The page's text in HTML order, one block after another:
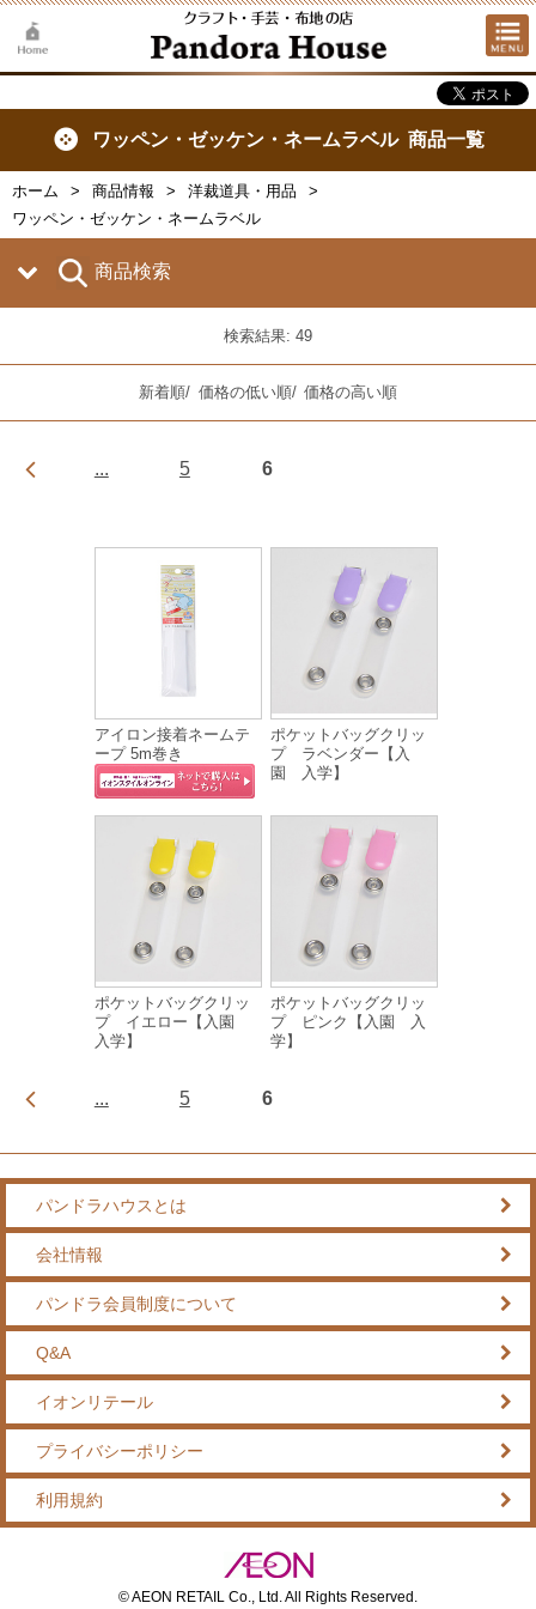
ワッペン・ゼッケン・ネームラベル 商品一覧
ホーム 商品情報
洋裁道具・用品
ワッペン・ゼッケン・ネームラベル
商品検索
検索結果: 49
新着順/ 価格の低い順/ 価格の高い順
... 5 6
アイロン接着ネームテ
ープ 5m巻き
ポケットバッグクリッ
プ ラベンダー【入
園 入学】
ポケットバッグクリッ
プ イエロー【入園
入学】
ポケットバッグクリッ
プ ピンク【入園 入
学】
... 5 6
パンドラハウスとは
会社情報
パンドラ会員制度について
Q&A
イオンリテール
プライバシーポリシー
利用規約
© AEON RETAIL Co., Ltd. All Rights Reserved.